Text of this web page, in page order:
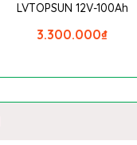
LVTOPSUN 12V-100Ah
₫
3.300.000